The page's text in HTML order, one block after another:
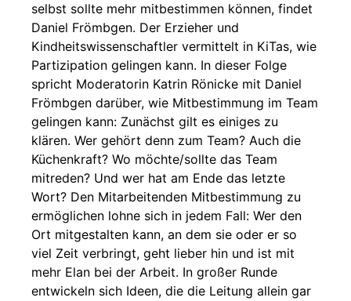
selbst sollte mehr mitbestimmen können, findet
Daniel Frömbgen. Der Erzieher und
Kindheitswissenschaftler vermittelt in KiTas, wie
Partizipation gelingen kann. In dieser Folge
spricht Moderatorin Katrin Rönicke mit Daniel
Frömbgen darüber, wie Mitbestimmung im Team
gelingen kann: Zunächst gilt es einiges zu
klären. Wer gehört denn zum Team? Auch die
Küchenkraft? Wo möchte/sollte das Team
mitreden? Und wer hat am Ende das letzte
Wort? Den Mitarbeitenden Mitbestimmung zu
ermöglichen lohne sich in jedem Fall: Wer den
Ort mitgestalten kann, an dem sie oder er so
viel Zeit verbringt, geht lieber hin und ist mit
mehr Elan bei der Arbeit. In großer Runde
entwickeln sich Ideen, die die Leitung allein gar